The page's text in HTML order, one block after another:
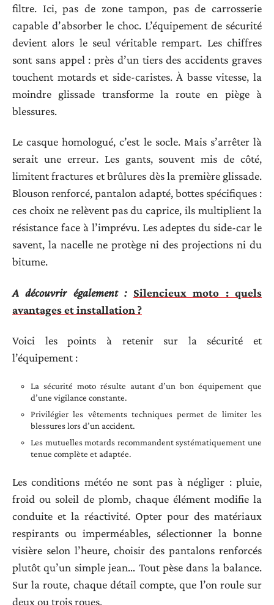
filtre. Ici, pas de zone tampon, pas de carrosserie
capable d’absorber le choc. L’équipement de sécurité
devient alors le seul véritable rempart. Les chiffres
sont sans appel : près d’un tiers des accidents graves
touchent motards et side-caristes. À basse vitesse, la
moindre glissade transforme la route en piège à
blessures.
Le casque homologué, c’est le socle. Mais s’arrêter là
serait une erreur. Les gants, souvent mis de côté,
limitent fractures et brûlures dès la première glissade.
Blouson renforcé, pantalon adapté, bottes spécifiques :
ces choix ne relèvent pas du caprice, ils multiplient la
résistance face à l’imprévu. Les adeptes du side-car le
savent, la nacelle ne protège ni des projections ni du
bitume.
A découvrir également : Silencieux moto : quels
avantages et installation ?
Voici les points à retenir sur la sécurité et
l’équipement :
La sécurité moto résulte autant d’un bon équipement que
d’une vigilance constante.
Privilégier les vêtements techniques permet de limiter les
blessures lors d’un accident.
Les mutuelles motards recommandent systématiquement une
tenue complète et adaptée.
Les conditions météo ne sont pas à négliger : pluie,
froid ou soleil de plomb, chaque élément modifie la
conduite et la réactivité. Opter pour des matériaux
respirants ou imperméables, sélectionner la bonne
visière selon l’heure, choisir des pantalons renforcés
plutôt qu’un simple jean… Tout pèse dans la balance.
Sur la route, chaque détail compte, que l’on roule sur
deux ou trois roues.